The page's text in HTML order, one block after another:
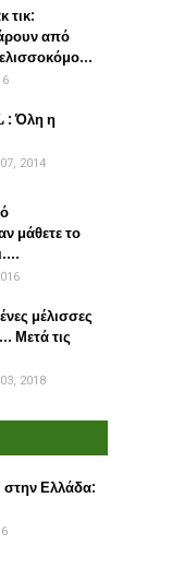
τικ:
από
: Όλη η
2014
μάθετε το
μέλισσες
Μετά τις
2018
στην Ελλάδα: